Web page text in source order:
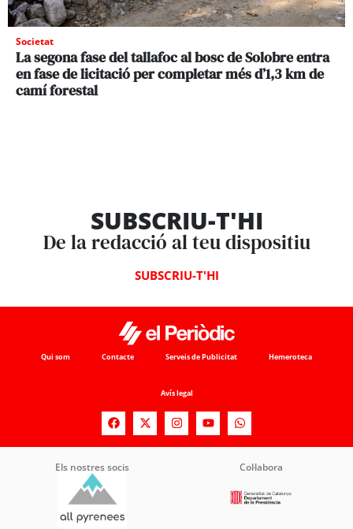
Societat
La segona fase del tallafoc al bosc de Solobre entra
en fase de licitació per completar més d’1,3 km de
camí forestal
SUBSCRIU-T'HI
De la redacció al teu dispositiu
SUBSCRIU-T'HI
Qui som Contacte Serveis de Publicitat Hemeroteca
Avís legal
Els nostres socis Col·labora